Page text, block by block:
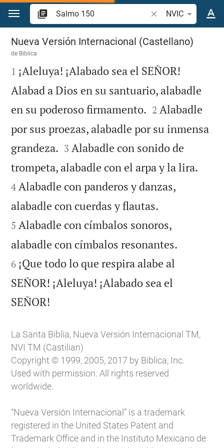
Ir a un contenido
Buscar versículo
NVIC
Salmo 150
Nueva Versión Internacional (Castellano)
de Biblica

1 ¡Aleluya! ¡Alabado sea el SEÑOR!
Alabad a Dios en su santuario, alabadle
en su poderoso firmamento. 

2 Alabadle
por sus proezas, alabadle por su inmensa
grandeza. 

3 Alabadle con sonido de
trompeta, alabadle con el arpa y la lira.
4 Alabadle con panderos y danzas,
alabadle con cuerdas y flautas.
5 Alabadle con címbalos sonoros,
alabadle con címbalos resonantes.
6 ¡Que todo lo que respira alabe al
SEÑOR! ¡Aleluya! ¡Alabado sea el
SEÑOR!
La Santa Biblia, Nueva Versión Internacional TM,
NVI TM (Castilian)
Copyright © 1999, 2005, 2017 by Biblica, Inc.
Used with permission. All rights reserved
worldwide.
“Nueva Versión Internacional” is a trademark
registered in the United States Patent and
Trademark Office and in the Instituto Mexicano de